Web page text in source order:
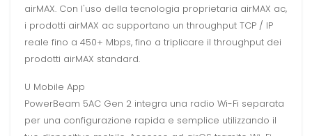
airMAX. Con l'uso della tecnologia proprietaria airMAX ac,
i prodotti airMAX ac supportano un throughput TCP / IP
reale fino a 450+ Mbps, fino a triplicare il throughput dei
prodotti airMAX standard.
U Mobile App
PowerBeam 5AC Gen 2 integra una radio Wi-Fi separata
per una configurazione rapida e semplice utilizzando il